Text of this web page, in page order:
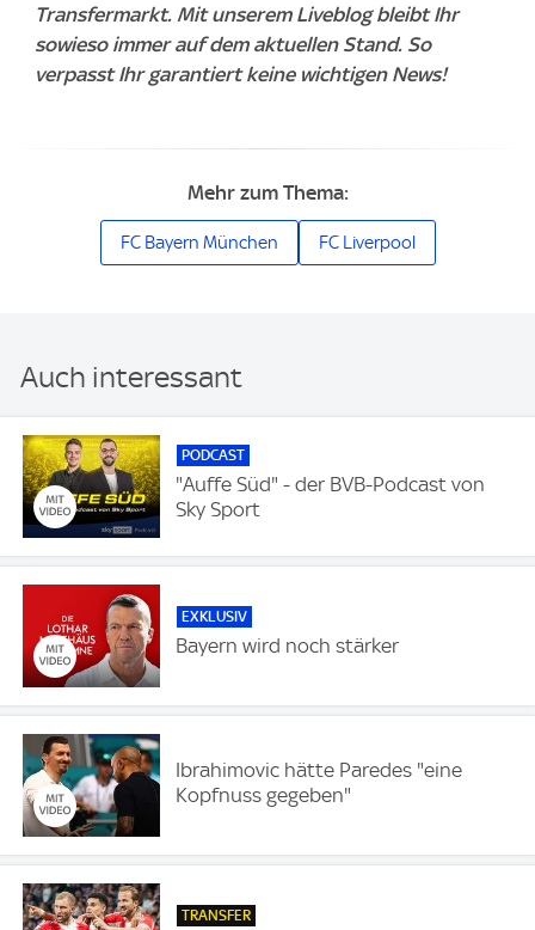
Transfermarkt. Mit unserem Liveblog bleibt Ihr
sowieso immer auf dem aktuellen Stand. So
verpasst Ihr garantiert keine wichtigen News!
Mehr zum Thema:
FC Bayern München FC Liverpool
Auch interessant
PODCAST
"Auffe Süd" - der BVB-Podcast von
Sky Sport
EXKLUSIV
Bayern wird noch stärker
Ibrahimovic hätte Paredes "eine
Kopfnuss gegeben"
TRANSFER